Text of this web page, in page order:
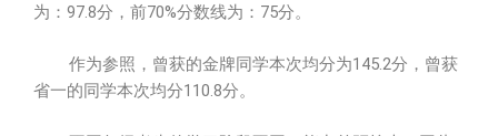
为：97.8分，前70%分数线为：75分。
作为参照，曾获的金牌同学本次均分为145.2分，曾获
省一的同学本次均分110.8分。